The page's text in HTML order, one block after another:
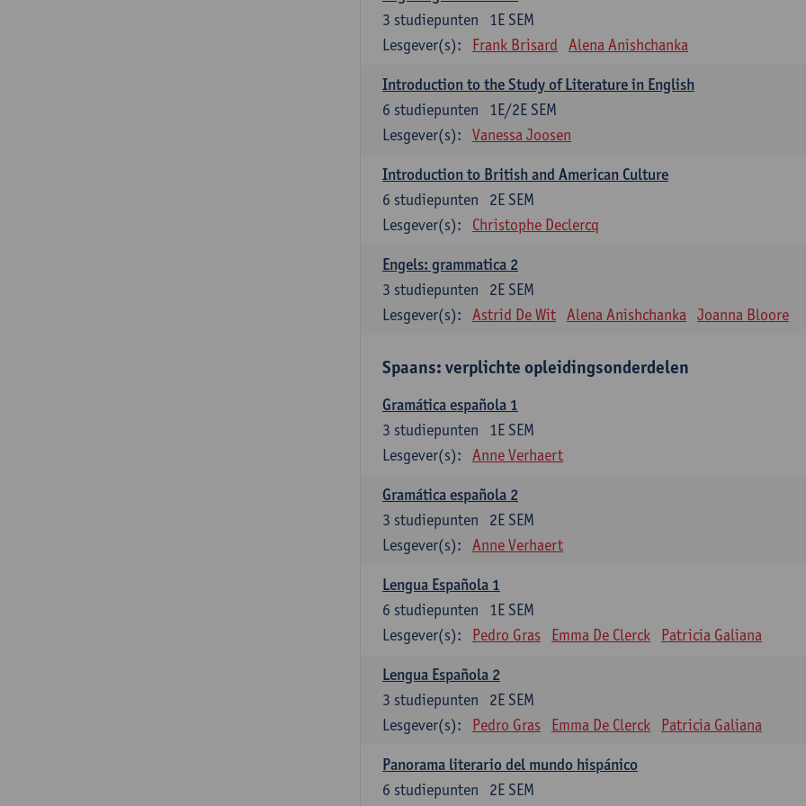
1E SEM
3 studiepunten
Lesgever(s):
Frank Brisard Alena Anishchanka
Introduction to the Study of Literature in English
1E/2E SEM
6 studiepunten
Lesgever(s):
Vanessa Joosen
Introduction to British and American Culture
2E SEM
6 studiepunten
Lesgever(s):
Christophe Declercq
Engels: grammatica 2
2E SEM
3 studiepunten
Lesgever(s):
Astrid De Wit Alena Anishchanka Joanna Bloore
Spaans: verplichte opleidingsonderdelen
Gramática española 1
1E SEM
3 studiepunten
Lesgever(s):
Anne Verhaert
Gramática española 2
2E SEM
3 studiepunten
Lesgever(s):
Anne Verhaert
Lengua Española 1
1E SEM
6 studiepunten
Lesgever(s):
Pedro Gras Emma De Clerck Patricia Galiana
Lengua Española 2
2E SEM
3 studiepunten
Lesgever(s):
Pedro Gras Emma De Clerck Patricia Galiana
Panorama literario del mundo hispánico
2E SEM
6 studiepunten